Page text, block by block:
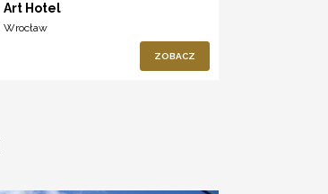
Art Hotel
Wrocław
ZOBACZ